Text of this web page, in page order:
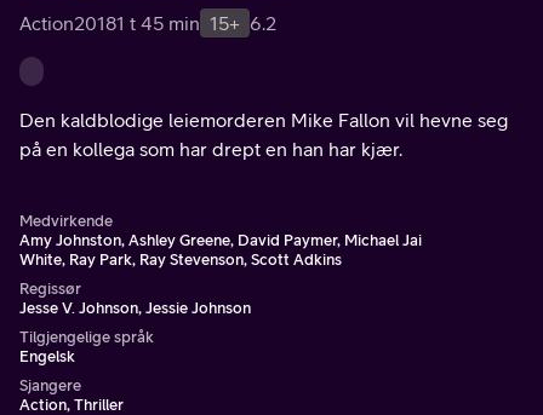
Action20181 t 45 min 15+ 6.2
Den kaldblodige leiemorderen Mike Fallon vil hevne seg
på en kollega som har drept en han har kjær.
Medvirkende
Amy Johnston, Ashley Greene, David Paymer, Michael Jai
White, Ray Park, Ray Stevenson, Scott Adkins
Regissør
Jesse V. Johnson, Jessie Johnson
Tilgjengelige språk
Engelsk
Sjangere
Action, Thriller